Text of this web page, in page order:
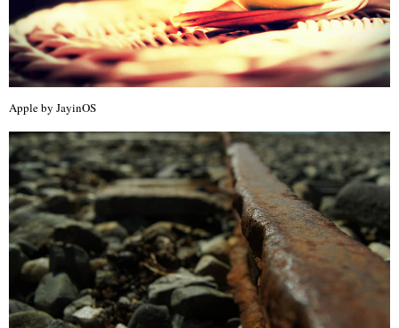
Apple by JayinOS